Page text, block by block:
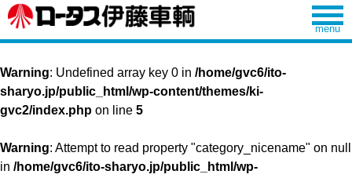
Warning: Undefined array key 0 in /home/gvc6/ito-
sharyo.jp/public_html/wp-content/themes/ki-
gvc2/index.php on line 5
Warning: Attempt to read property "category_nicename" on null
in /home/gvc6/ito-sharyo.jp/public_html/wp-